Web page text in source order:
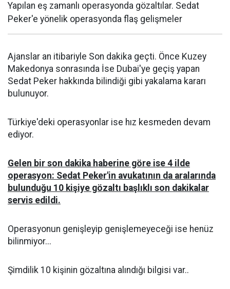
Yapılan eş zamanlı operasyonda gözaltılar. Sedat
Peker'e yönelik operasyonda flaş gelişmeler
Ajanslar an itibariyle Son dakika geçti. Önce Kuzey
Makedonya sonrasında İse Dubai'ye geçiş yapan
Sedat Peker hakkında bilindiği gibi yakalama kararı
bulunuyor.
Türkiye'deki operasyonlar ise hız kesmeden devam
ediyor.
Gelen bir son dakika haberine göre ise 4 ilde
operasyon: Sedat Peker'in avukatının da aralarında
bulunduğu 10 kişiye gözaltı başlıklı son dakikalar
servis edildi.
Operasyonun genişleyip genişlemeyeceği ise henüz
bilinmiyor...
Şimdilik 10 kişinin gözaltına alındığı bilgisi var..